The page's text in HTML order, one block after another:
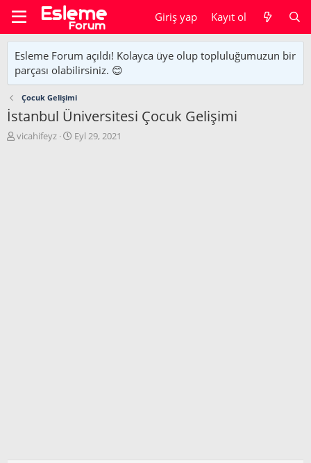
Giriş yap Kayıt ol
Esleme Forum açıldı! Kolayca üye olup topluluğumuzun bir
parçası olabilirsiniz. 😊
Çocuk Gelişimi
İstanbul Üniversitesi Çocuk Gelişimi
K
vicahifeyz
B
Eyl 29, 2021